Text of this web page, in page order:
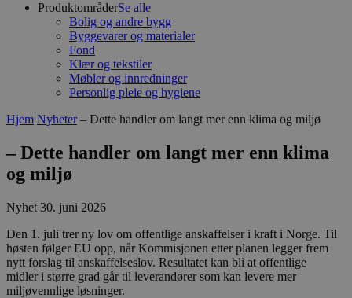
ProduktområderSe alle
Bolig og andre bygg
Byggevarer og materialer
Fond
Klær og tekstiler
Møbler og innredninger
Personlig pleie og hygiene
Hjem Nyheter – Dette handler om langt mer enn klima og miljø
– Dette handler om langt mer enn klima
og miljø
Nyhet 30. juni 2026
Den 1. juli trer ny lov om offentlige anskaffelser i kraft i Norge. Til
høsten følger EU opp, når Kommisjonen etter planen legger frem
nytt forslag til anskaffelseslov. Resultatet kan bli at offentlige
midler i større grad går til leverandører som kan levere mer
miljøvennlige løsninger.